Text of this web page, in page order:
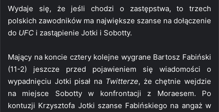
Wydaje się, że jeśli chodzi o zastępstwa, to trzech
polskich zawodników ma największe szanse na dołączenie
do UFC i zastąpienie Jotki i Sobotty.
Mający na koncie cztery kolejne wygrane Bartosz Fabiński
(11-2) jeszcze przed pojawieniem się wiadomości o
wypadnięciu Jotki pisał na Twitterze, że chętnie wejdzie
na miejsce Sobotty w konfrontacji z Moraesem. Po
kontuzji Krzysztofa Jotki szanse Fabińskiego na angaż w